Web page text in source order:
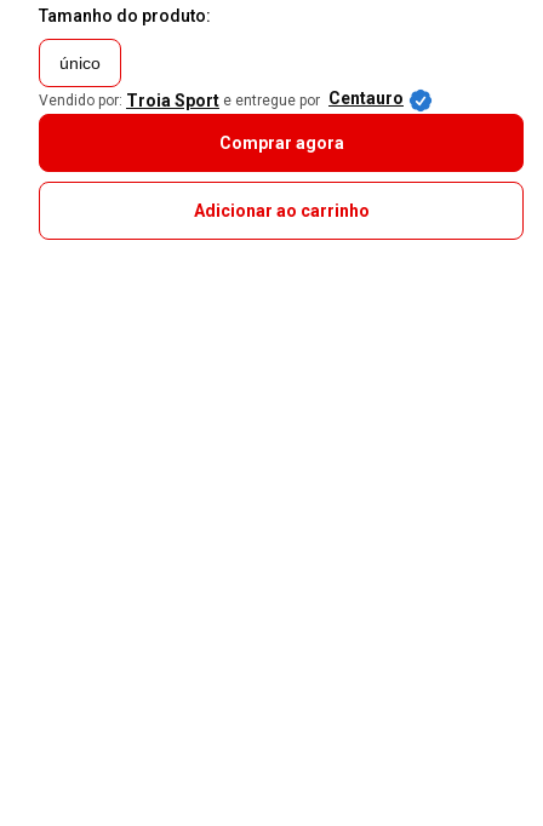
Tamanho do produto:
único
Vendido por: Troia Sport e entregue por Centauro
Comprar agora
Adicionar ao carrinho